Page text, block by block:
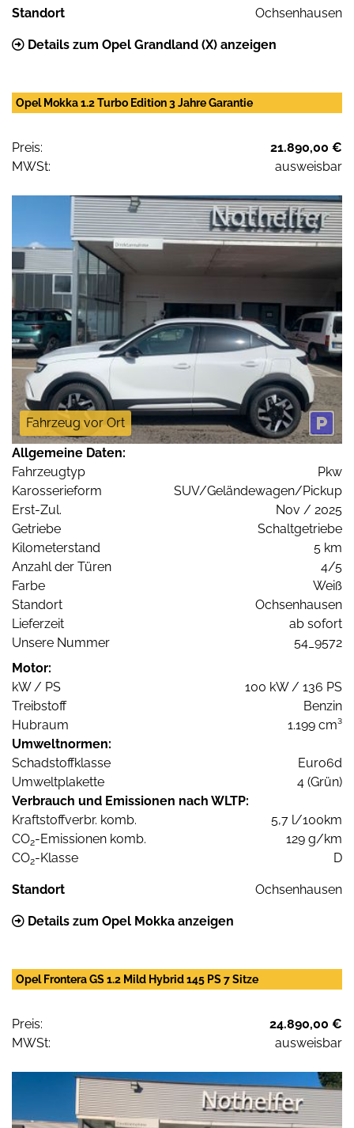
Standort Ochsenhausen
Details zum Opel Grandland (X) anzeigen
Opel Mokka 1.2 Turbo Edition 3 Jahre Garantie
Preis:
21.890,00 €
MWSt:
ausweisbar
Fahrzeug vor Ort
Allgemeine Daten:
Fahrzeugtyp
Pkw
Karosserieform
SUV/Geländewagen/Pickup
Erst-Zul.
Nov / 2025
Getriebe
Schaltgetriebe
Kilometerstand
5 km
Anzahl der Türen
4/5
Farbe
Weiß
Standort
Ochsenhausen
Lieferzeit
ab sofort
Unsere Nummer
54_9572
Motor:
kW / PS
100 kW / 136 PS
Treibstoff
Benzin
Hubraum
1.199 cm³
Umweltnormen:
Schadstoffklasse
Euro6d
Umweltplakette
4 (Grün)
Verbrauch und Emissionen nach WLTP:
Kraftstoffverbr. komb.
5,7 l/100km
CO2-Emissionen komb.
129 g/km
CO2-Klasse D
Standort Ochsenhausen
Details zum Opel Mokka anzeigen
Opel Frontera GS 1.2 Mild Hybrid 145 PS 7 Sitze
Preis:
24.890,00 €
MWSt:
ausweisbar